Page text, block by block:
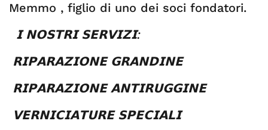
Memmo , figlio di uno dei soci fondatori.
𝗜 𝗡𝗢𝗦𝗧𝗥𝗜 𝗦𝗘𝗥𝗩𝗜𝗭𝗜:
𝗥𝗜𝗣𝗔𝗥𝗔𝗭𝗜𝗢𝗡𝗘 𝗚𝗥𝗔𝗡𝗗𝗜𝗡𝗘
𝗥𝗜𝗣𝗔𝗥𝗔𝗭𝗜𝗢𝗡𝗘 𝗔𝗡𝗧𝗜𝗥𝗨𝗚𝗚𝗜𝗡𝗘
𝗩𝗘𝗥𝗡𝗜𝗖𝗜𝗔𝗧𝗨𝗥𝗘 𝗦𝗣𝗘𝗖𝗜𝗔𝗟𝗜